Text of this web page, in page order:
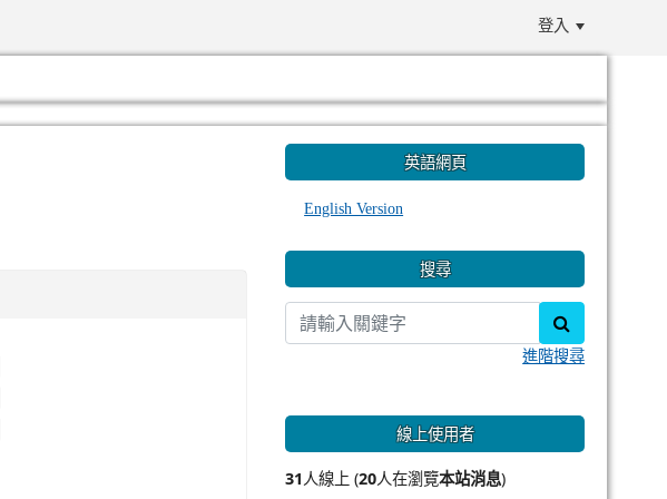
登入
英語網頁
English Version
搜尋
進階搜尋
線上使用者
31人線上 (20人在瀏覽本站消息)